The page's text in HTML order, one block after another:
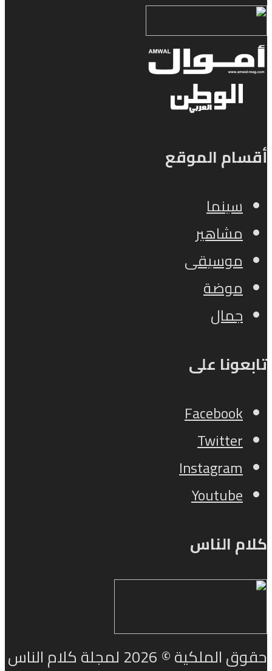
أقسام الموقع
سينما
مشاهير
موسيقى
موضة
جمال
تابعونا على
Facebook
Twitter
Instagram
Youtube
كلام الناس
حقوق الملكية © 2026 لمجلة كلام الناس